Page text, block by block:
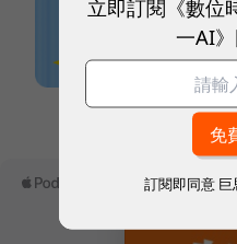
本網站內容未
立即訂閱《數位
一AI
訂閱即同意 巨